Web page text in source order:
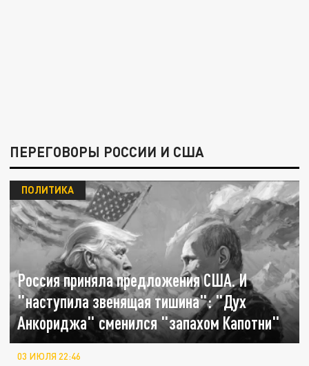
ПЕРЕГОВОРЫ РОССИИ И США
Россия приняла предложения США. И
"наступила звенящая тишина": "Дух
Анкориджа" сменился "запахом Капотни"
ПОЛИТИКА
03 ИЮЛЯ 22:46